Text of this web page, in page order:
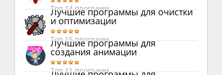
Топ 14 программ
Лучшие программы для очистки
и оптимизации
Топ 15 программ
Лучшие программы для
создания анимации
Топ 11 программ